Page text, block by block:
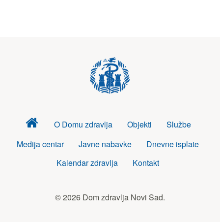
Dom
zdravlja
O Domu zdravlja Objekti
Službe
Medija centar
Javne nabavke
Dnevne isplate
Kalendar zdravlja
Kontakt
© 2026 Dom zdravlja Novi Sad.